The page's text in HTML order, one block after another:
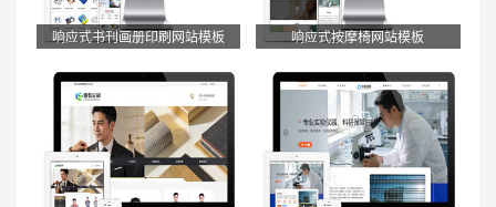
响应式书刊画册印刷网站模板 响应式按摩椅网站模板